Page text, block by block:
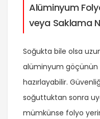
Alüminyum
veya Saklama
Soğukta bile olsa
alüminyum göçünün
hazırlayabilir.
soğuttuktan sonra
mümkünse folyo